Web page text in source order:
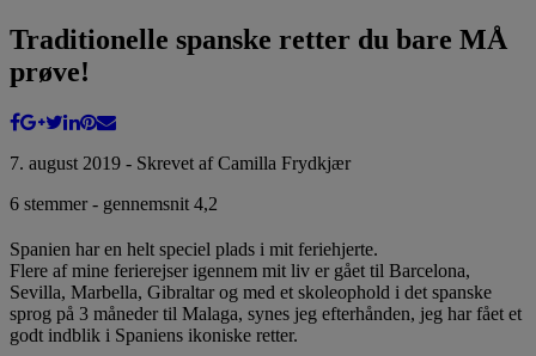
Traditionelle spanske retter du bare MÅ
prøve!
7. august 2019 - Skrevet af Camilla Frydkjær
6 stemmer - gennemsnit 4,2
Spanien har en helt speciel plads i mit feriehjerte.
Flere af mine ferierejser igennem mit liv er gået til Barcelona,
Sevilla, Marbella, Gibraltar og med et skoleophold i det spanske
sprog på 3 måneder til Malaga, synes jeg efterhånden, jeg har fået et
godt indblik i Spaniens ikoniske retter.